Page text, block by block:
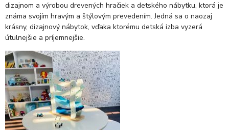
dizajnom a výrobou drevených hračiek a detského nábytku, ktorá je
známa svojím hravým a štýlovým prevedením. Jedná sa o naozaj
krásny, dizajnový nábytok, vďaka ktorému detská izba vyzerá
útulnejšie a príjemnejšie.